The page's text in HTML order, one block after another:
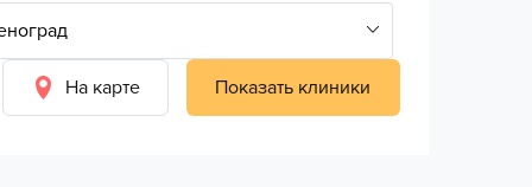
На карте Показать клиники